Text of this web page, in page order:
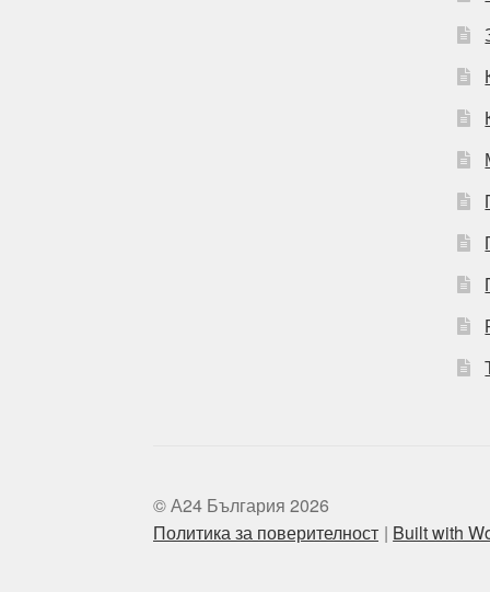
© А24 България 2026
Политика за поверителност
Built with